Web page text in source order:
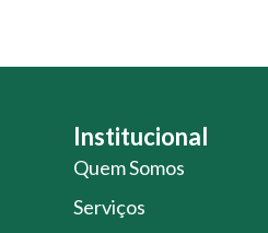
Institucional
Quem Somos
Serviços